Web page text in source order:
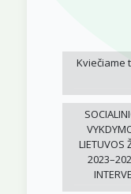
Kviečiame
LIETUVOS